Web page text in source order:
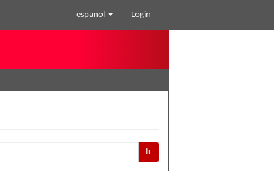
español Login
Ir